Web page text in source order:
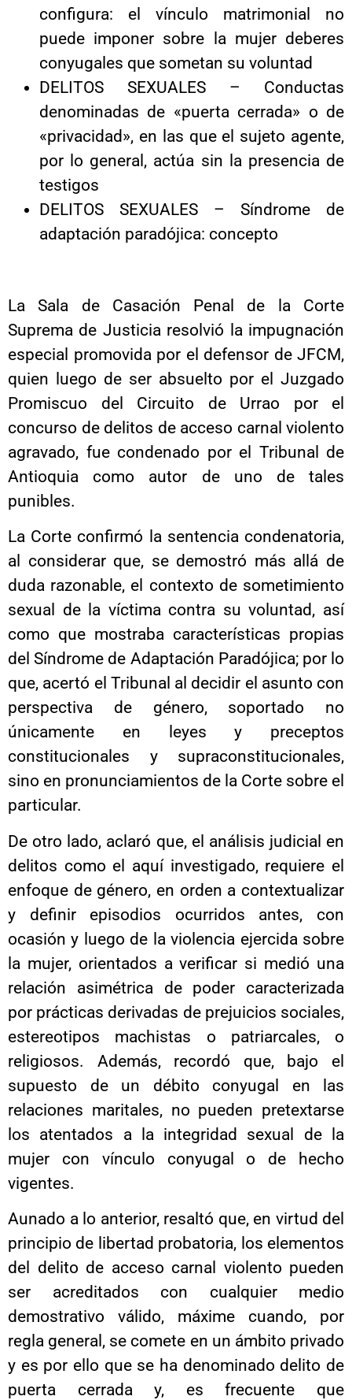
configura: el vínculo matrimonial no
puede imponer sobre la mujer deberes
conyugales que sometan su voluntad
DELITOS SEXUALES – Conductas
denominadas de «puerta cerrada» o de
«privacidad», en las que el sujeto agente,
por lo general, actúa sin la presencia de
testigos
DELITOS SEXUALES – Síndrome de
adaptación paradójica: concepto
La Sala de Casación Penal de la Corte
Suprema de Justicia resolvió la impugnación
especial promovida por el defensor de JFCM,
quien luego de ser absuelto por el Juzgado
Promiscuo del Circuito de Urrao por el
concurso de delitos de acceso carnal violento
agravado, fue condenado por el Tribunal de
Antioquia como autor de uno de tales
punibles.
La Corte confirmó la sentencia condenatoria,
al considerar que, se demostró más allá de
duda razonable, el contexto de sometimiento
sexual de la víctima contra su voluntad, así
como que mostraba características propias
del Síndrome de Adaptación Paradójica; por lo
que, acertó el Tribunal al decidir el asunto con
perspectiva de género, soportado no
únicamente en leyes y preceptos
constitucionales y supraconstitucionales,
sino en pronunciamientos de la Corte sobre el
particular.
De otro lado, aclaró que, el análisis judicial en
delitos como el aquí investigado, requiere el
enfoque de género, en orden a contextualizar
y definir episodios ocurridos antes, con
ocasión y luego de la violencia ejercida sobre
la mujer, orientados a verificar si medió una
relación asimétrica de poder caracterizada
por prácticas derivadas de prejuicios sociales,
estereotipos machistas o patriarcales, o
religiosos. Además, recordó que, bajo el
supuesto de un débito conyugal en las
relaciones maritales, no pueden pretextarse
los atentados a la integridad sexual de la
mujer con vínculo conyugal o de hecho
vigentes.
Aunado a lo anterior, resaltó que, en virtud del
principio de libertad probatoria, los elementos
del delito de acceso carnal violento pueden
ser acreditados con cualquier medio
demostrativo válido, máxime cuando, por
regla general, se comete en un ámbito privado
y es por ello que se ha denominado delito de
puerta cerrada y, es frecuente que